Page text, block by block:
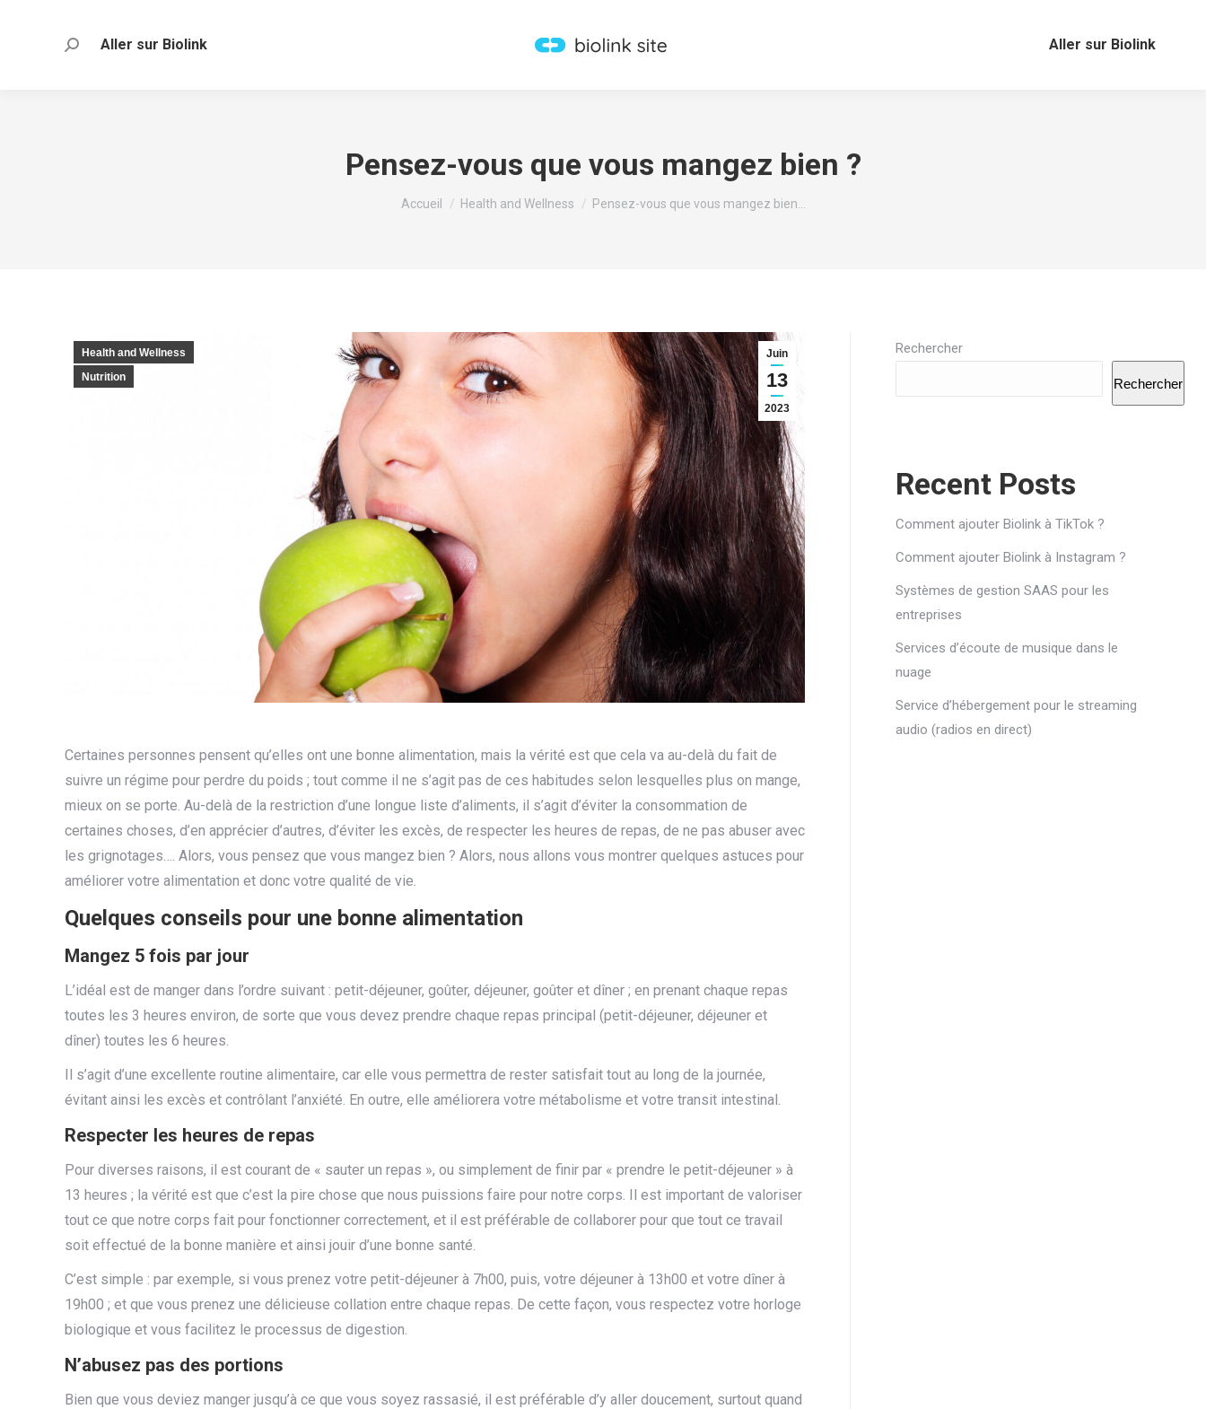
Aller sur Biolink
Recherche
Aller sur Biolink
Pensez-vous que vous mangez bien ?
Vous êtes ici :
Accueil Health and Wellness Pensez-vous que vous mangez bien…
Juin
13
2023
Health and Wellness
Nutrition
Certaines personnes pensent qu’elles ont une bonne alimentation, mais la vérité est que cela va au-delà du fait de
suivre un régime pour perdre du poids ; tout comme il ne s’agit pas de ces habitudes selon lesquelles plus on mange,
mieux on se porte. Au-delà de la restriction d’une longue liste d’aliments, il s’agit d’éviter la consommation de
certaines choses, d’en apprécier d’autres, d’éviter les excès, de respecter les heures de repas, de ne pas abuser avec
les grignotages…. Alors, vous pensez que vous mangez bien ? Alors, nous allons vous montrer quelques astuces pour
améliorer votre alimentation et donc votre qualité de vie.
Quelques conseils pour une bonne alimentation
Mangez 5 fois par jour
L’idéal est de manger dans l’ordre suivant : petit-déjeuner, goûter, déjeuner, goûter et dîner ; en prenant chaque repas
toutes les 3 heures environ, de sorte que vous devez prendre chaque repas principal (petit-déjeuner, déjeuner et
dîner) toutes les 6 heures.
Il s’agit d’une excellente routine alimentaire, car elle vous permettra de rester satisfait tout au long de la journée,
évitant ainsi les excès et contrôlant l’anxiété. En outre, elle améliorera votre métabolisme et votre transit intestinal.
Respecter les heures de repas
Pour diverses raisons, il est courant de « sauter un repas », ou simplement de finir par « prendre le petit-déjeuner » à
13 heures ; la vérité est que c’est la pire chose que nous puissions faire pour notre corps. Il est important de valoriser
tout ce que notre corps fait pour fonctionner correctement, et il est préférable de collaborer pour que tout ce travail
soit effectué de la bonne manière et ainsi jouir d’une bonne santé.
C’est simple : par exemple, si vous prenez votre petit-déjeuner à 7h00, puis, votre déjeuner à 13h00 et votre dîner à
19h00 ; et que vous prenez une délicieuse collation entre chaque repas. De cette façon, vous respectez votre horloge
biologique et vous facilitez le processus de digestion.
N’abusez pas des portions
Bien que vous deviez manger jusqu’à ce que vous soyez rassasié, il est préférable d’y aller doucement, surtout quand
Rechercher
Rechercher
Recent Posts
Comment ajouter Biolink à TikTok ?
Comment ajouter Biolink à Instagram ?
Systèmes de gestion SAAS pour les
entreprises
Services d’écoute de musique dans le
nuage
Service d’hébergement pour le streaming
audio (radios en direct)